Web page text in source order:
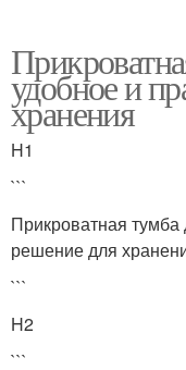
удобное и
хранения
H1
```
Прикроватная тумба
решение для
```
H2
```